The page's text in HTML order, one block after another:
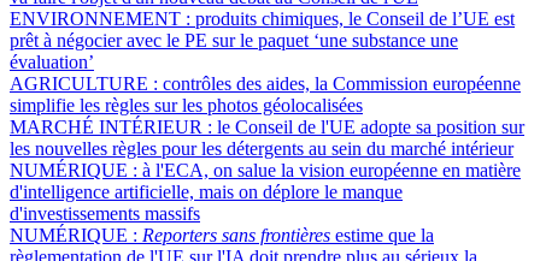
ENVIRONNEMENT : produits chimiques, le Conseil de l’UE est
prêt à négocier avec le PE sur le paquet ‘une substance une
évaluation’
AGRICULTURE : contrôles des aides, la Commission européenne
simplifie les règles sur les photos géolocalisées
MARCHÉ INTÉRIEUR : le Conseil de l'UE adopte sa position sur
les nouvelles règles pour les détergents au sein du marché intérieur
NUMÉRIQUE : à l'ECA, on salue la vision européenne en matière
d'intelligence artificielle, mais on déplore le manque
d'investissements massifs
NUMÉRIQUE : Reporters sans frontières estime que la
règlementation de l'UE sur l'IA doit prendre plus au sérieux la